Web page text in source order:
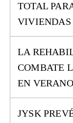
TOTAL
VIVIENDAS
LA
COMBATE
EN VERANO
JYSK